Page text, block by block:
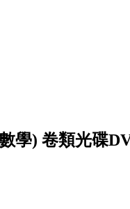
學) 卷類光碟